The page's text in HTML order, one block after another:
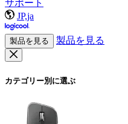
サポート
JP,ja
製品を見る 製品を見る
カテゴリー別に選ぶ